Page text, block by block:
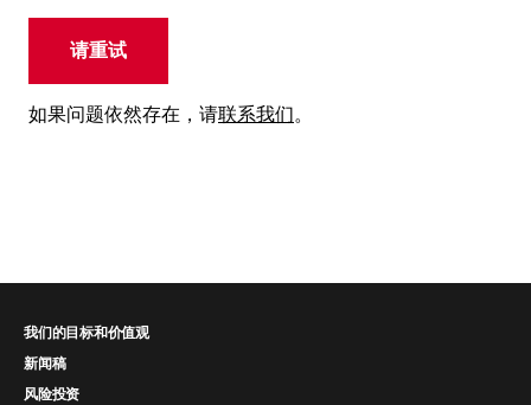
请重试
如果问题依然存在，请联系我们。
我们的目标和价值观
新闻稿
风险投资